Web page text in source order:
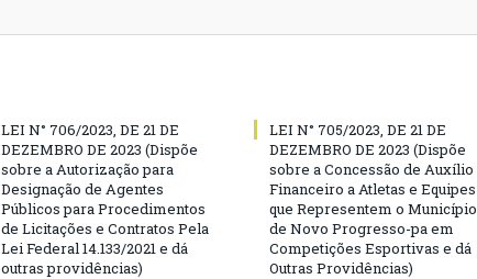
LEI N° 706/2023, DE 21 DE
DEZEMBRO DE 2023 (Dispõe
sobre a Autorização para
Designação de Agentes
Públicos para Procedimentos
de Licitações e Contratos Pela
Lei Federal 14.133/2021 e dá
outras providências)
LEI N° 705/2023, DE 21 DE
DEZEMBRO DE 2023 (Dispõe
sobre a Concessão de Auxílio
Financeiro a Atletas e Equipes
que Representem o Município
de Novo Progresso-pa em
Competições Esportivas e dá
Outras Providências)